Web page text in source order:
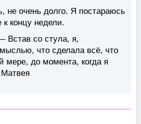
не очень долго. Я постараюсь
концу недели.
со стула, я,
что сделала всё, что
мере, до момента, когда я